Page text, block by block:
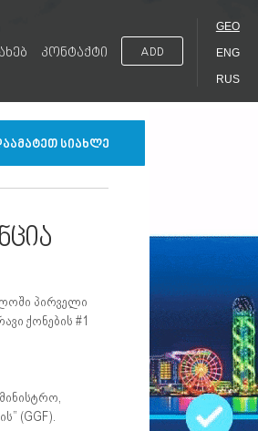
კონტაქტი ADD
GEO
ENG
RUS
სიახლე
პირველი
ქონების #1
(GGF).